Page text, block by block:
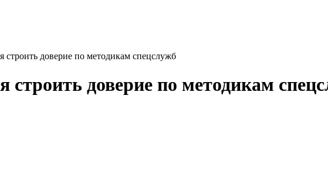
доверие по методикам спецслужб
доверие по методикам